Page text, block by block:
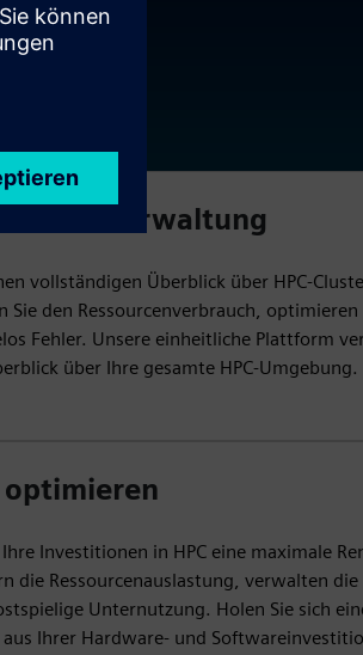
Sie die Verwaltung
vollständigen Überblick über HPC-
Sie den Ressourcenverbrauch, optimieren
Fehler. Unsere einheitliche Plattform
über Ihre gesamte HPC-Umgebung.
Investitionen in HPC eine maximale
die Ressourcenauslastung, verwalten
Unternutzung. Holen Sie sich
Ihrer Hardware- und